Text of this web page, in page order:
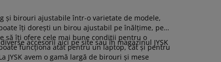
și birouri ajustabile într-o varietate de modele,
îți dorești un birou ajustabil pe înălțime, pe
să îți ofere cele mai bune condiții pentru o
funcționa atât pentru un laptop, cât și pentru
avem o gamă largă de birouri și mese
accesorii aici pe site sau în magazinul JYSK